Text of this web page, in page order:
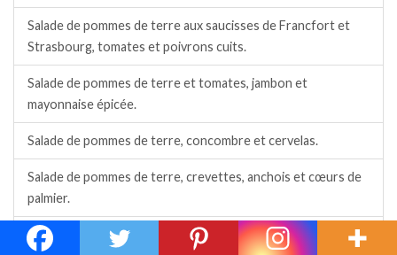
Salade de pommes de terre aux saucisses de Francfort et
Strasbourg, tomates et poivrons cuits.
Salade de pommes de terre et tomates, jambon et
mayonnaise épicée.
Salade de pommes de terre, concombre et cervelas.
Salade de pommes de terre, crevettes, anchois et cœurs de
palmier.
Salade de pommes de terre, maïs, tomates, œufs, endives.